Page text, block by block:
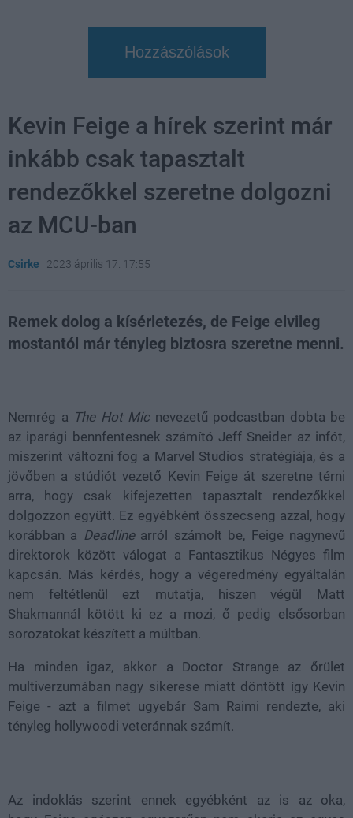
Hozzászólások
Kevin Feige a hírek szerint már
inkább csak tapasztalt
rendezőkkel szeretne dolgozni
az MCU-ban
Csirke | 2023 április 17. 17:55
Remek dolog a kísérletezés, de Feige elvileg
mostantól már tényleg biztosra szeretne menni.
Nemrég a The Hot Micnevezetű podcastban dobta be
az iparági bennfentesnek számító Jeff Sneider az infót,
miszerint változni fog a Marvel Studios stratégiája, és a
jövőben a stúdiót vezető Kevin Feige át szeretne térni
arra, hogy csak kifejezetten tapasztalt rendezőkkel
dolgozzon együtt. Ez egyébként összecseng azzal, hogy
korábban a Deadlinearról számolt be, Feige nagynevű
direktorok között válogat a Fantasztikus Négyes film
kapcsán. Más kérdés, hogy a végeredmény egyáltalán
nem feltétlenül ezt mutatja, hiszen végül Matt
Shakmannál kötött ki ez a mozi, ő pedig elsősorban
sorozatokat készített a múltban.
Ha minden igaz, akkor a Doctor Strange az őrület
multiverzumában nagy sikerese miatt döntött így Kevin
Feige - azt a filmet ugyebár Sam Raimi rendezte, aki
tényleg hollywoodi veteránnak számít.
Az indoklás szerint ennek egyébként az is az oka,